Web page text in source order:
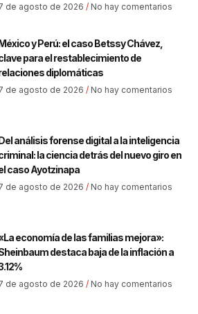
de agosto de 2026 No hay comentarios
y Perú: el caso Betssy Chávez,
para el restablecimiento de
diplomáticas
de agosto de 2026 No hay comentarios
análisis forense digital a la inteligencia
la ciencia detrás del nuevo giro en
caso Ayotzinapa
de agosto de 2026 No hay comentarios
economía de las familias mejora»:
destaca baja de la inflación a
de agosto de 2026 No hay comentarios